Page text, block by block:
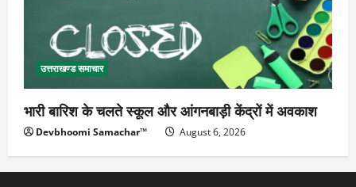
उत्तराखण्ड समाचार
भारी बारिश के चलते स्कूल और आंगनबाड़ी केंद्रों में अवकाश
Devbhoomi Samachar™ August 6, 2026